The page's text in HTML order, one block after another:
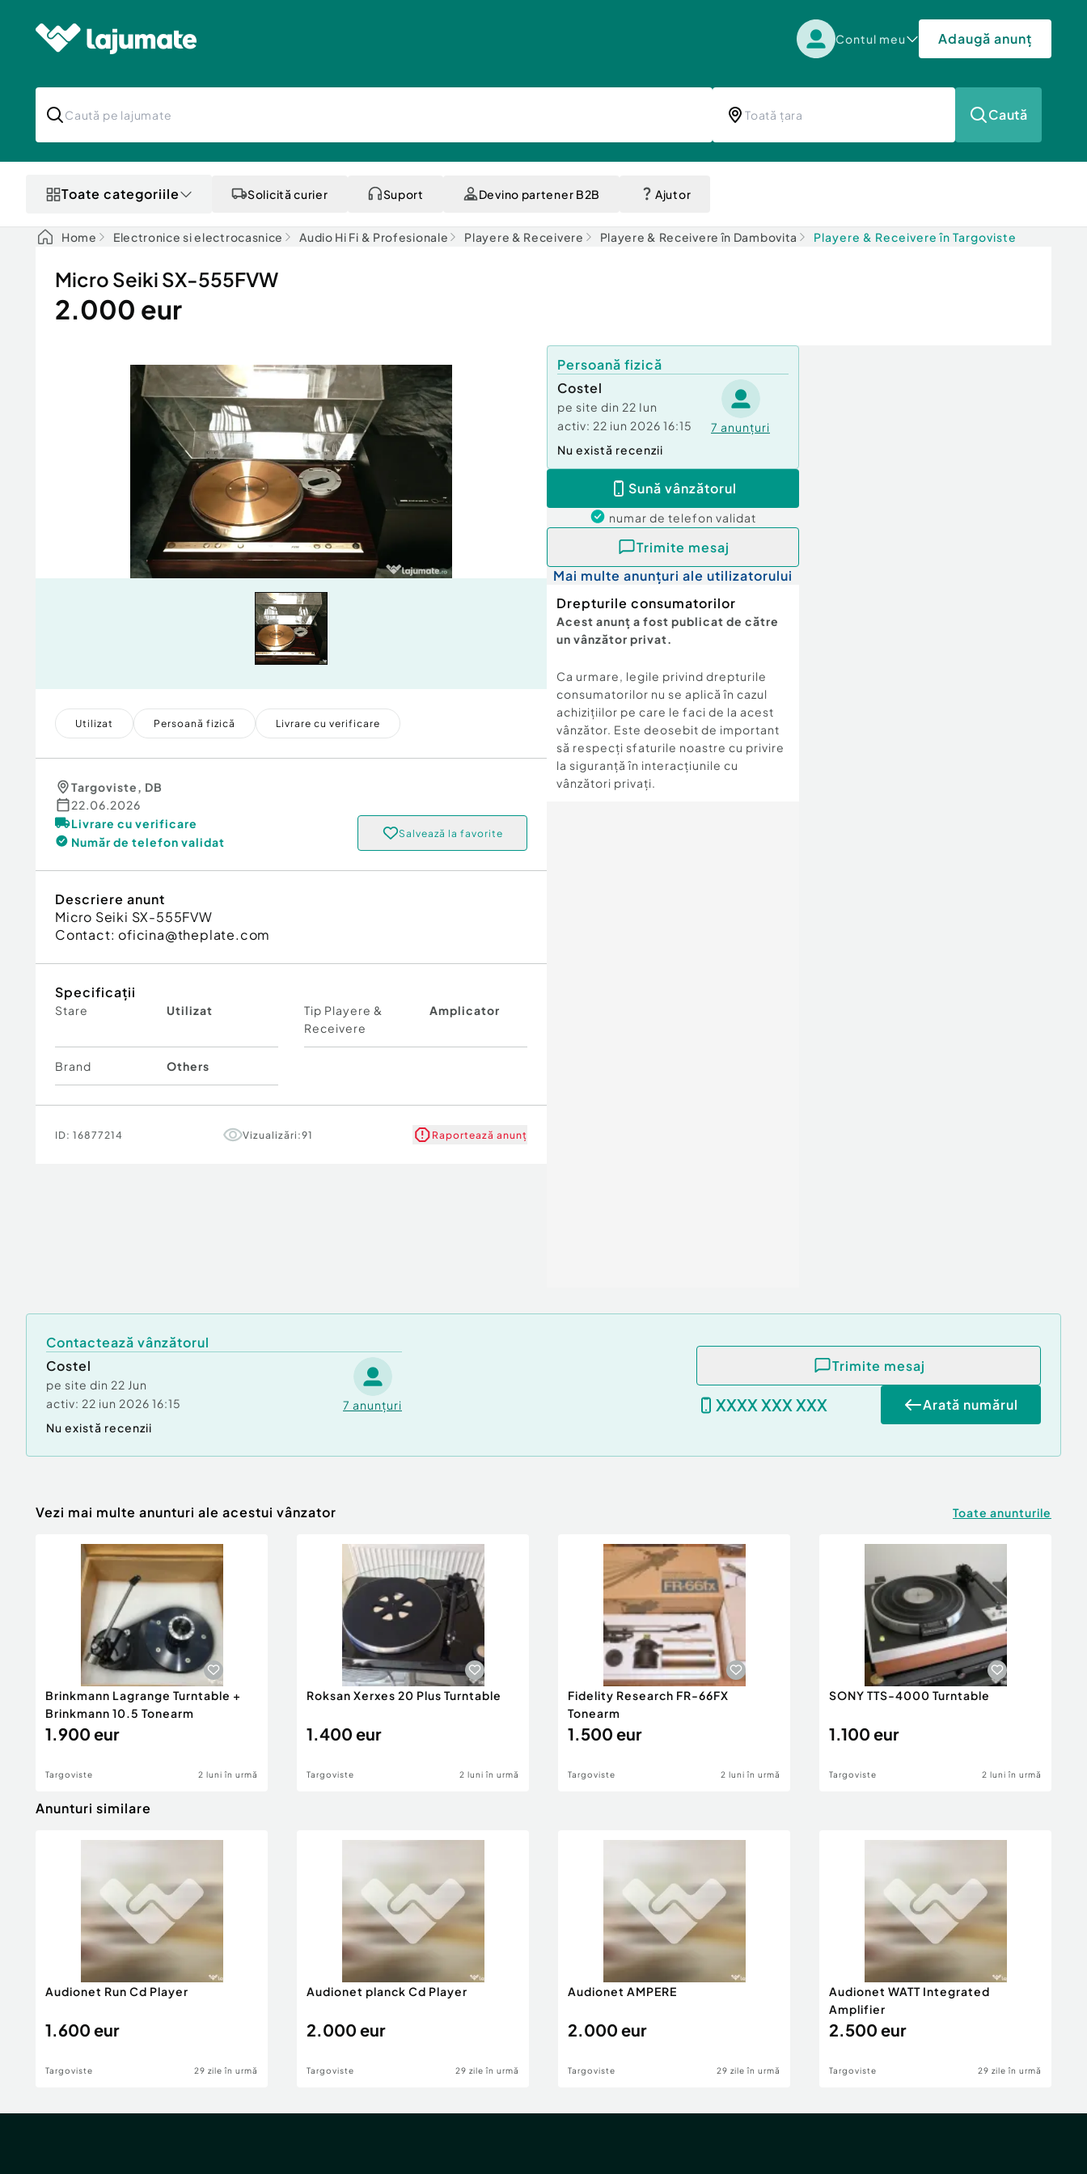
Contul meu Adaugă anunț
Caută
Toate categoriile Solicită curier Suport Devino partener B2B Ajutor
Home Electronice si electrocasnice Audio Hi Fi & Profesionale Playere & Receivere Playere & Receivere în Dambovita Playere & Receivere în Targoviste
Micro Seiki SX-555FVW
2.000 eur
Utilizat Persoană fizică Livrare cu verificare
Targoviste, DB
22.06.2026
Livrare cu verificare
Număr de telefon validat
Salvează la favorite
Descriere anunt
Micro Seiki SX-555FVW
Contact: oficina@theplate.com
Specificații
Stare Utilizat
Tip Playere &
Receivere
Amplicator
Brand Others
ID: 16877214 Vizualizări:91 Raportează anunț
Persoană fizică
Costel
pe site din 22 Iun
activ: 22 iun 2026 16:15 7 anunțuri
Nu există recenzii
Sună vânzătorul
numar de telefon validat
Trimite mesaj
Mai multe anunțuri ale utilizatorului
Drepturile consumatorilor
Acest anunț a fost publicat de către
un vânzător privat.
Ca urmare, legile privind drepturile
consumatorilor nu se aplică în cazul
achizițiilor pe care le faci de la acest
vânzător. Este deosebit de important
să respecți sfaturile noastre cu privire
la siguranță în interacțiunile cu
vânzători privați.
Contactează vânzătorul
Costel
pe site din 22 Jun
activ: 22 iun 2026 16:15 7 anunțuri
Nu există recenzii
Trimite mesaj
XXXX XXX XXX Arată numărul
Vezi mai multe anunturi ale acestui vânzator Toate anunturile
Brinkmann Lagrange Turntable +
Brinkmann 10.5 Tonearm
1.900 eur
Targoviste 2 luni în urmă
Roksan Xerxes 20 Plus Turntable
1.400 eur
Targoviste 2 luni în urmă
Fidelity Research FR-66FX
Tonearm
1.500 eur
Targoviste 2 luni în urmă
SONY TTS-4000 Turntable
1.100 eur
Targoviste 2 luni în urmă
Anunturi similare
Audionet Run Cd Player
1.600 eur
Targoviste 29 zile în urmă
Audionet planck Cd Player
2.000 eur
Targoviste 29 zile în urmă
Audionet AMPERE
2.000 eur
Targoviste 29 zile în urmă
Audionet WATT Integrated
Amplifier
2.500 eur
Targoviste 29 zile în urmă